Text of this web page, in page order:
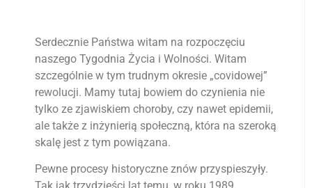
Serdecznie Państwa witam na rozpoczęciu
naszego Tygodnia Życia i Wolności. Witam
szczególnie w tym trudnym okresie „covidowej”
rewolucji. Mamy tutaj bowiem do czynienia nie
tylko ze zjawiskiem choroby, czy nawet epidemii,
ale także z inżynierią społeczną, która na szeroką
skalę jest z tym powiązana.
Pewne procesy historyczne znów przyspieszyły.